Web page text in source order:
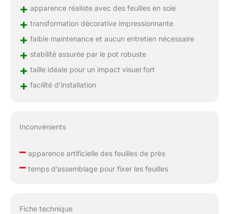
+ apparence réaliste avec des feuilles en soie
+ transformation décorative impressionnante
+ faible maintenance et aucun entretien nécessaire
+ stabilité assurée par le pot robuste
+ taille idéale pour un impact visuel fort
+ facilité d’installation
Inconvénients
–apparence artificielle des feuilles de près
–temps d’assemblage pour fixer les feuilles
Fiche technique